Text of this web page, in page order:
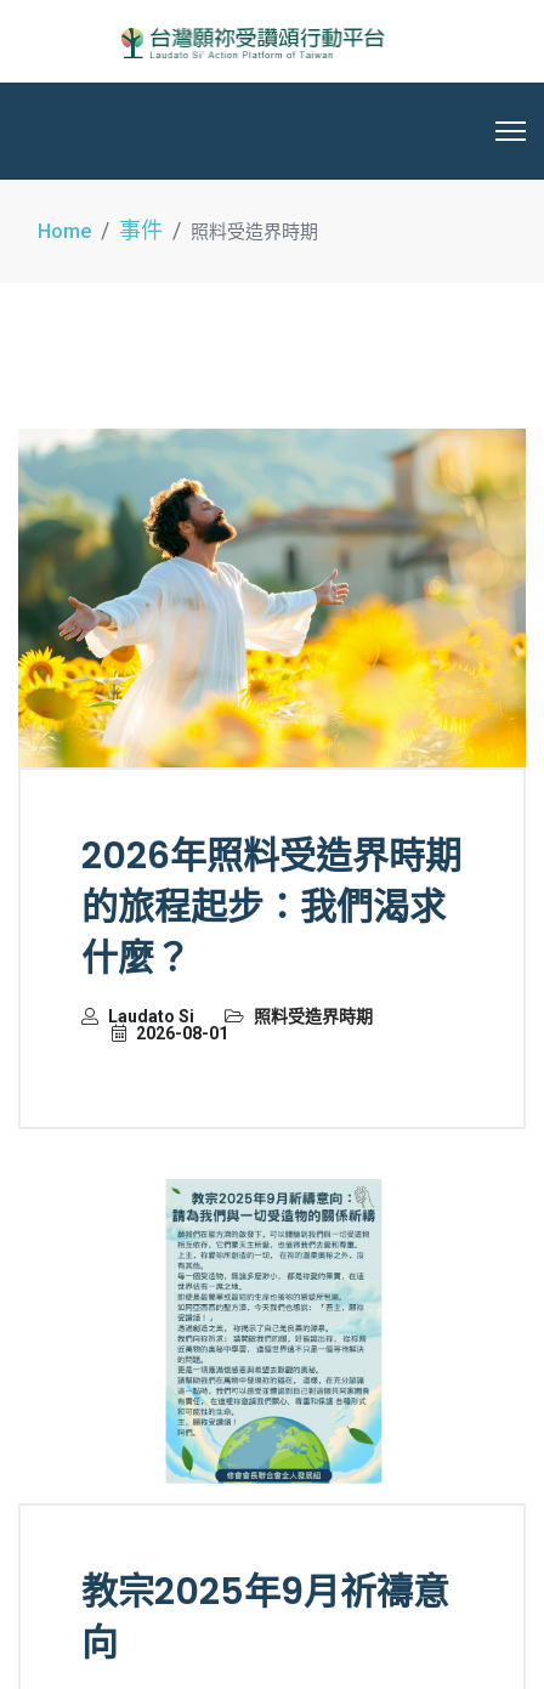
Home 事件 照料受造界時期
2026年照料受造界時期
的旅程起步：我們渴求
什麼？
Laudato Si
照料受造界時期
2026-08-01
教宗2025年9月祈禱意
向